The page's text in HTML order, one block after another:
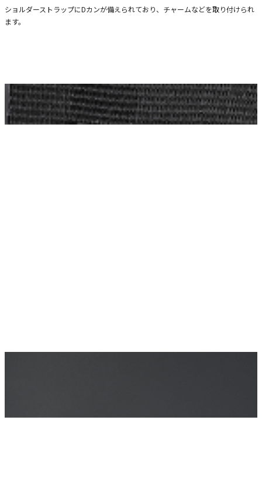
ショルダーストラップにDカンが備えられており、チャームなどを取り付けられ
ます。